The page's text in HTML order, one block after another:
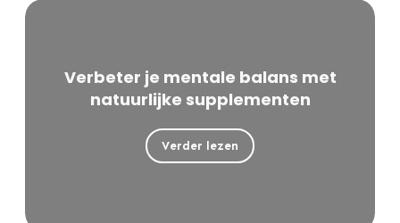
Verbeter je mentale balans met
natuurlijke supplementen
Verder lezen